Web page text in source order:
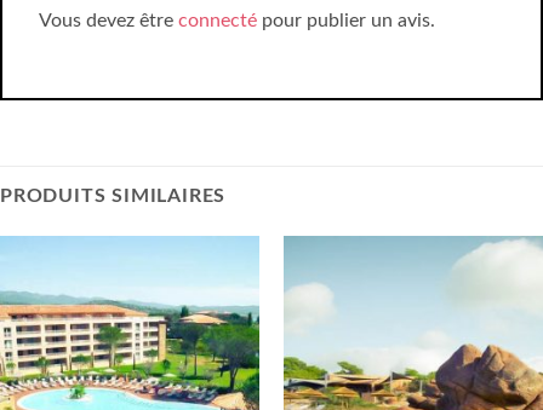
Vous devez être connecté pour publier un avis.
PRODUITS SIMILAIRES